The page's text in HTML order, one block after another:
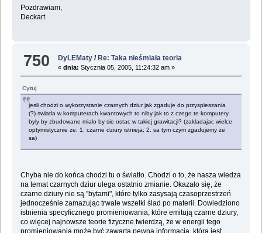
Pozdrawiam,
Deckart
750 DyLEMaty / Re: Taka nieśmiała teoria
«dnia: Stycznia 05, 2005, 11:24:32 am »
Cytuj
jesli chodzi o wykorzystanie czarnych dziur jak zgaduje do przyspieszania
(?) swiatla w komputerach kwantowych to niby jak to z czego te komputery
byly by zbudowane mialo by sie ostac w takiej grawitacji? (zakladajac wielce
optymistycznie ze: 1. czarne dziury istnieja; 2. sa tym czym zgadujemy ze
sa)
Chyba nie do końca chodzi tu o światło. Chodzi o to, że nasza wiedza
na temat czarnych dziur ulega ostatnio zmianie. Okazało się, że
czarne dziury nie są "bytami", które tylko zasysają czasoprzestrzeń
jednocześnie zamazując trwale wszelki ślad po materii. Dowiedziono
istnienia specyficznego promieniowania, które emitują czarne dziury,
co więcej najnowsze teorie fizyczne twierdzą, że w energii tego
promieniowania może być zawarta pewna informacja, która jest